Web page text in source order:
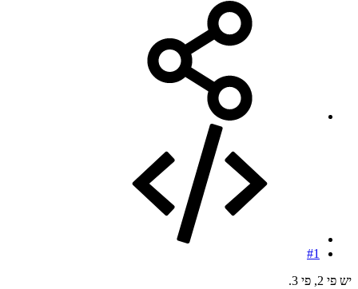
#1
יש פי 2, פי 3.